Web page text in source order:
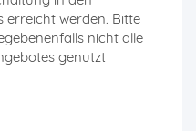
erreicht werden. Bitte
nicht alle
genutzt